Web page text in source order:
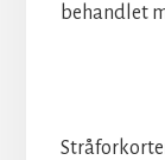
behandlet